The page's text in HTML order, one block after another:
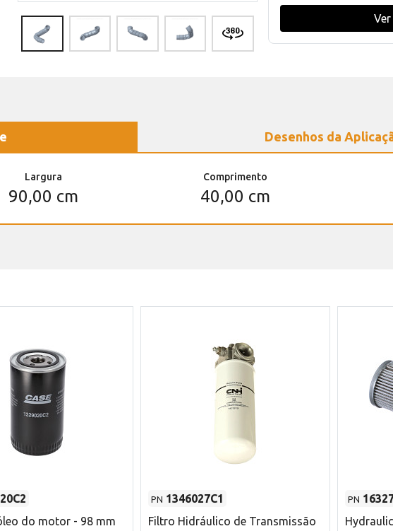
Desenhos da
Largura
90,00 cm
Comprimento
40,00 cm
do motor - 98 mm
PN 1346027C1
Filtro Hidráulico de Transmissão
PN